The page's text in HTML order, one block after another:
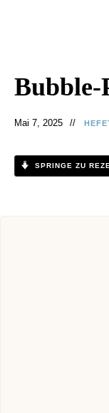
Bubble-
Mai 7, 2025
SPRINGE ZU